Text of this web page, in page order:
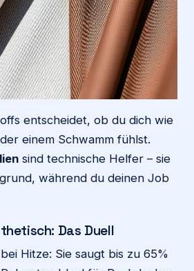
entscheidet, ob du dich wie
einem Schwamm fühlst.
sind technische Helfer – sie
während du deinen Job
Das Duell
Hitze: Sie saugt bis zu 65%